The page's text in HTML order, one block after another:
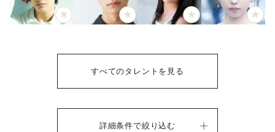
すべてのタレントを見る
詳細条件で絞り込む